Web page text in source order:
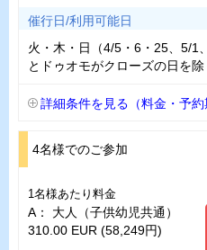
催行日/利用可能日
火・木・日（4/5・6・25、5/1
とドゥオモがクローズの日を除
詳細条件を見る（料金・予約
4名様でのご参加
1名様あたり料金
A： 大人（子供幼児共通）
310.00 EUR (58,249円)